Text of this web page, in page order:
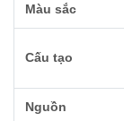
Màu sắc
Cấu tạo
Nguồn